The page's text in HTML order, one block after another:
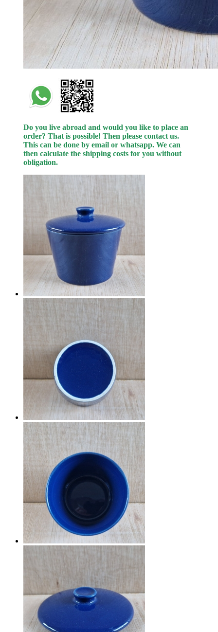
Do you live abroad and would you like to place an
order? That is possible! Then please contact us.
This can be done by email or whatsapp. We can
then calculate the shipping costs for you without
obligation.